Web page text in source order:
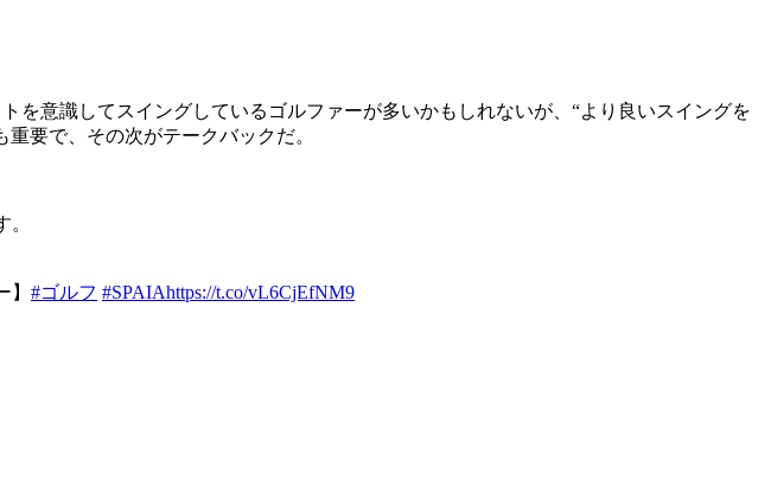
意識してスイングしているゴルファーが多いかもしれないが、“より良いスイングを
要で、その次がテークバックだ。
#ゴルフ #SPAIAhttps://t.co/vL6CjEfNM9